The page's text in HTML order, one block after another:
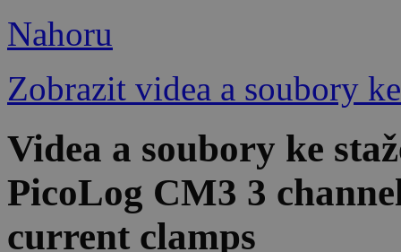
Nahoru
Zobrazit videa a soubory
Videa a soubory ke
PicoLog CM3 3
current clamps